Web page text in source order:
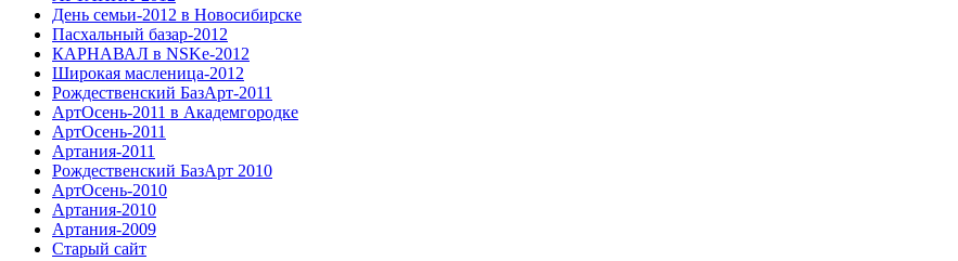
День семьи-2012 в Новосибирске
Пасхальный базар-2012
КАРНАВАЛ в NSKe-2012
Широкая масленица-2012
Рождественский БазАрт-2011
АртОсень-2011 в Академгородке
АртОсень-2011
Артания-2011
Рождественский БазАрт 2010
АртОсень-2010
Артания-2010
Артания-2009
Старый сайт